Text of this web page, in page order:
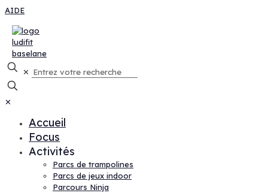
AIDE
✕
✕
Accueil
Focus
Activités
Parcs de trampolines
Parcs de jeux indoor
Parcours Ninja